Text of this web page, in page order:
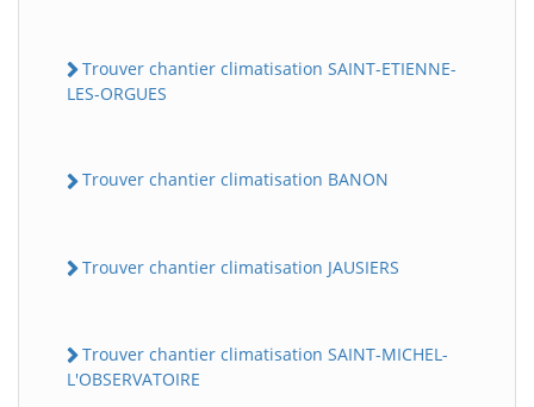
Trouver chantier climatisation SAINT-ETIENNE-
LES-ORGUES
Trouver chantier climatisation BANON
Trouver chantier climatisation JAUSIERS
Trouver chantier climatisation SAINT-MICHEL-
L'OBSERVATOIRE